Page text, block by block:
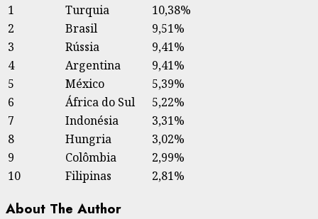
1
Turquia
10,38%
2
Brasil
9,51%
3
Rússia
9,41%
4
Argentina
9,41%
5
México
5,39%
6
África do Sul
5,22%
7
Indonésia
3,31%
8
Hungria
3,02%
9
Colômbia
2,99%
10
Filipinas 2,81%
About The Author